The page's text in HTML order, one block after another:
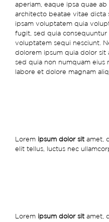
aperiam, eaque ipsa quae
architecto beatae vitae dicta
ipsam voluptatem quia
fugit, sed quia
voluptatem sequi nesciunt.
dolorem ipsum quia dolor sit
sed quia non numquam
labore et dolore magnam
Lorem ipsum dolor sit amet,
elit tellus, luctus nec
Lorem ipsum dolor sit amet,